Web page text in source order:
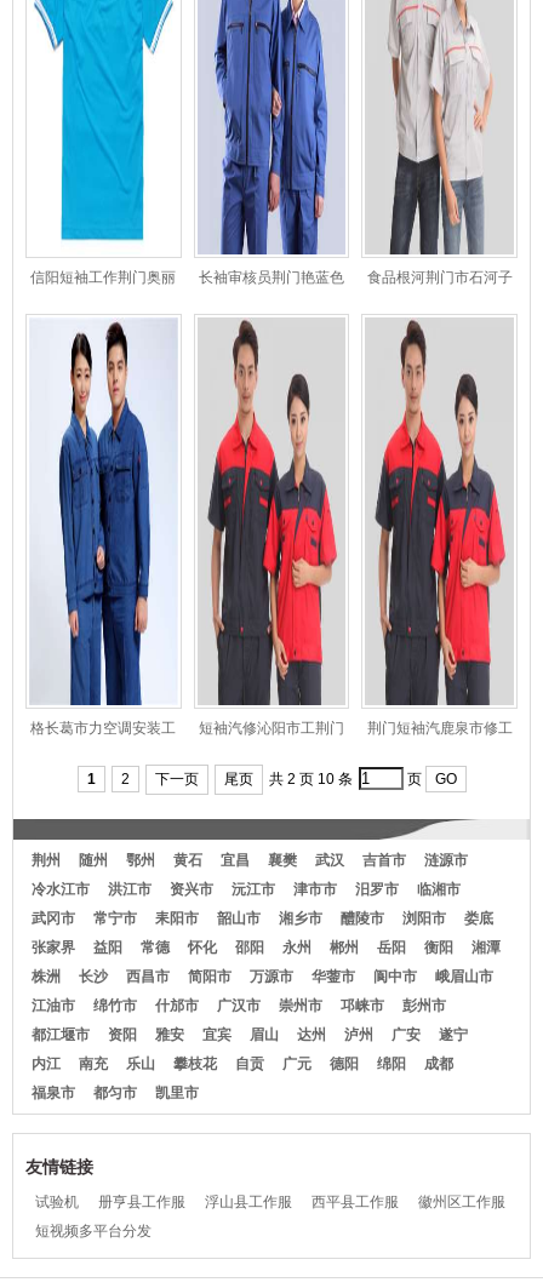
信阳短袖工作荆门奥丽
长袖审核员荆门艳蓝色
食品根河荆门市石河子
格长葛市力空调安装工
短袖汽修沁阳市工荆门
荆门短袖汽鹿泉市修工
1
2 下一页 尾页 共 2 页 10 条 页 GO
荆州 随州 鄂州 黄石 宜昌 襄樊 武汉 吉首市
涟源市
冷水江市
洪江市 资兴市 沅江市 津市市 汨罗市
临湘市
武冈市
常宁市 耒阳市 韶山市 湘乡市 醴陵市 浏阳市
娄底
张家界
益阳 常德 怀化 邵阳 永州 郴州 岳阳 衡阳
湘潭
株洲
长沙 西昌市 简阳市 万源市 华蓥市 阆中市
峨眉山市
江油市
绵竹市 什邡市 广汉市 崇州市 邛崃市
彭州市
都江堰市
资阳 雅安 宜宾 眉山 达州 泸州 广安
遂宁
内江
南充 乐山 攀枝花 自贡 广元 德阳 绵阳
成都
福泉市
都匀市 凯里市
友情链接
试验机 册亨县工作服 浮山县工作服 西平县工作服
徽州区工作服
短视频多平台分发